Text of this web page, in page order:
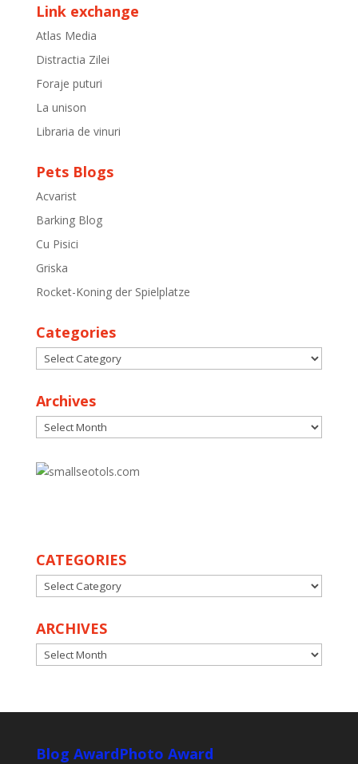
Link exchange
Atlas Media
Distractia Zilei
Foraje puturi
La unison
Libraria de vinuri
Pets Blogs
Acvarist
Barking Blog
Cu Pisici
Griska
Rocket-Koning der Spielplatze
Categories
Categories
Archives
Archives
CATEGORIES
CATEGORIES
ARCHIVES
ARCHIVES
Blog AwardPhoto Award